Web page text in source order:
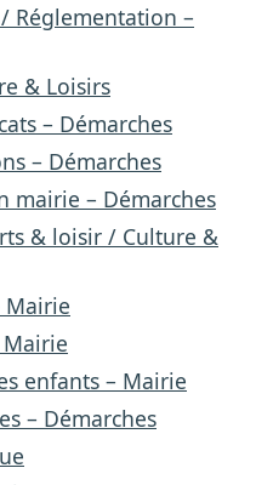
Réglementation –
& Loisirs
– Démarches
– Démarches
mairie – Démarches
& loisir / Culture &
Mairie
enfants – Mairie
– Démarches